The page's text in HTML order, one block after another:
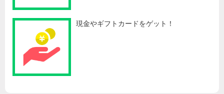
現金やギフトカードをゲット！